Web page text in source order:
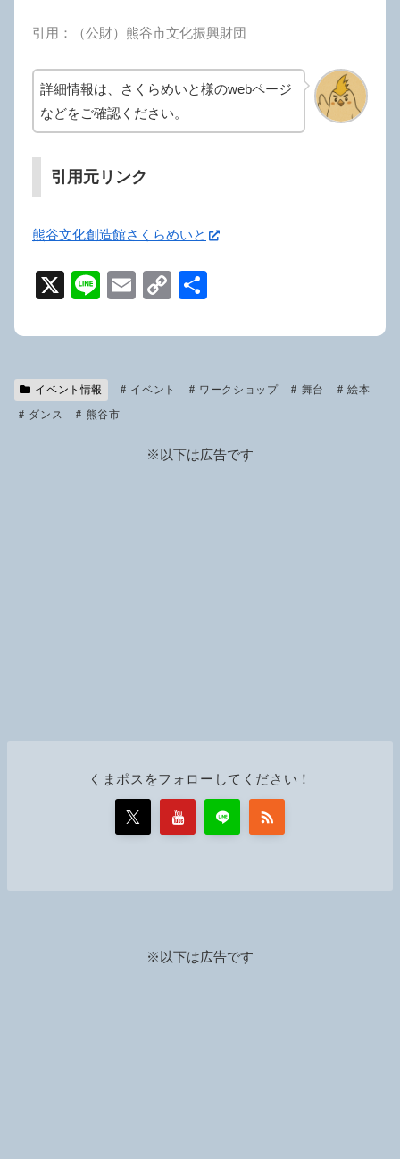
引用：（公財）熊谷市文化振興財団
詳細情報は、さくらめいと様のwebページ
などをご確認ください。
引用元リンク
熊谷文化創造館さくらめいと
X
Li
e
E
ail
C
p
Li
k
イベント情報 イベント ワークショップ 舞台
絵本
ダンス
熊谷市
※以下は広告です
くまポスをフォローしてください！
※以下は広告です